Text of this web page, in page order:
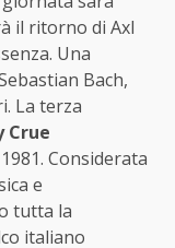
il ritorno di Axl
Una
Bach,
La terza
Crue
Considerata
e
tutta la
italiano